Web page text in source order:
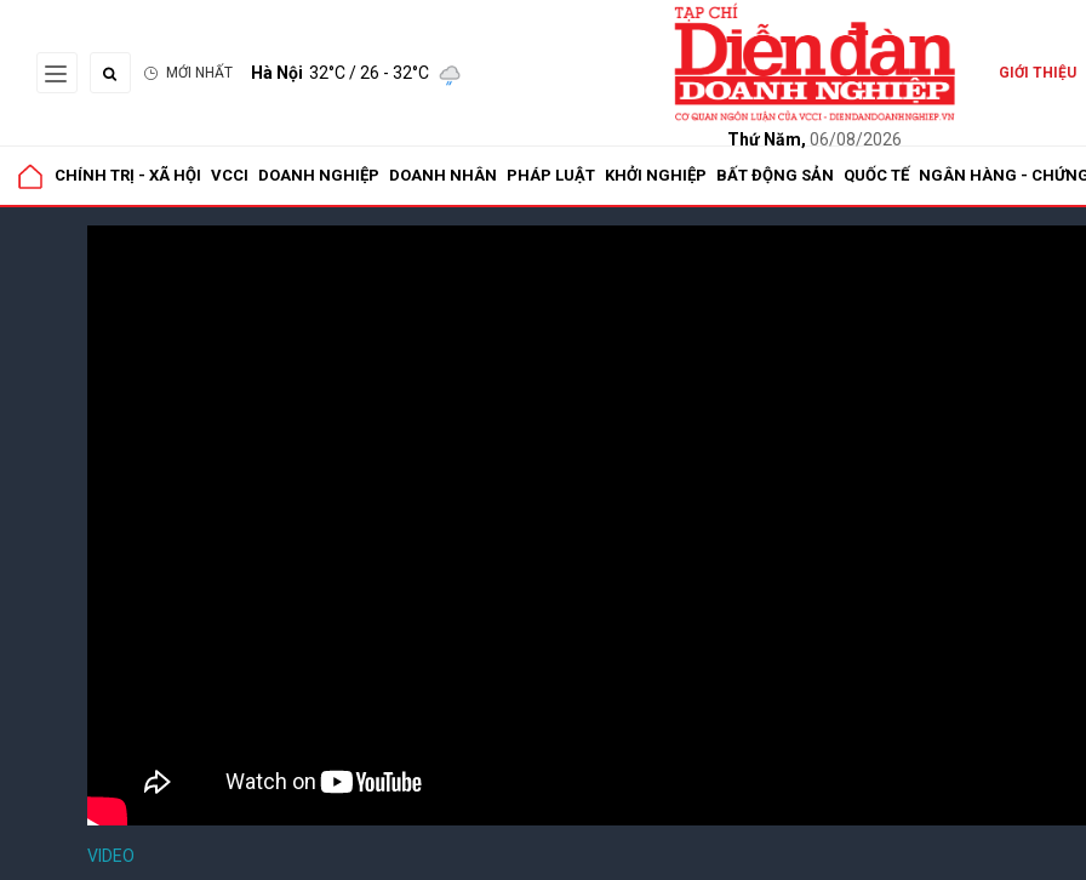
MỚI NHẤT Hà Nội 32°C/ 26 - 32°C
Thứ Năm, 06/08/2026
GIỚI THIỆU
CHÍNH TRỊ - XÃ HỘI VCCI DOANH NGHIỆP DOANH NHÂN PHÁP LUẬT KHỞI NGHIỆP BẤT ĐỘNG SẢN QUỐC TẾ NGÂN HÀNG -
VIDEO